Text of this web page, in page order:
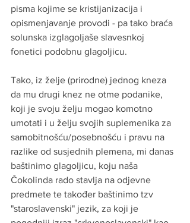
pisma kojime se kristijanizacija i
opismenjavanje provodi - pa tako braća
solunska izglagoljaše slavesnkoj
fonetici podobnu glagoljicu.
Tako, iz želje (prirodne) jednog kneza
da mu drugi knez ne otme podanike,
koji je svoju želju mogao komotno
umotati i u želju svojih suplemenika za
samobitnošću/posebnošću i pravu na
razlike od susjednih plemena, mi danas
baštinimo glagoljicu, koju naša
Čokolinda rado stavlja na odjevne
predmete te također baštinimo tzv
"staroslavenski" jezik, za koji je